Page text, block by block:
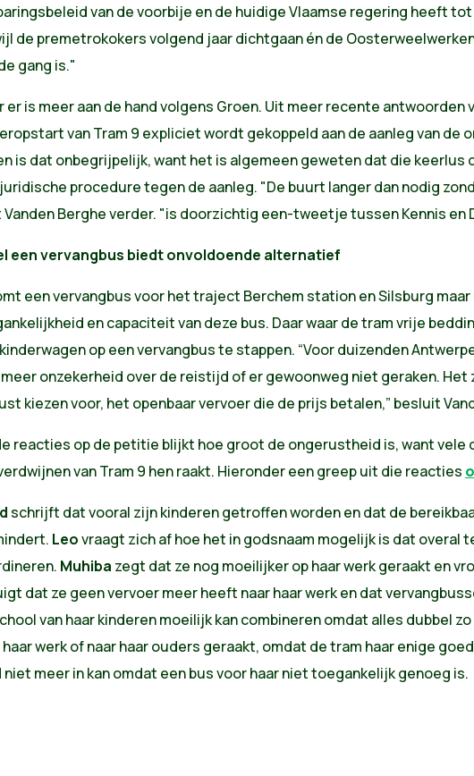
van de voorbije en de huidige Vlaamse regering heeft
de premetrokokers volgend jaar dichtgaan én de
gang is."
er is meer aan de hand volgens Groen. Uit meer recente antwoorden
van Tram 9 expliciet wordt gekoppeld aan de aanleg van de
is dat onbegrijpelijk, want het is algemeen geweten dat die keerlus
procedure tegen de aanleg. "De buurt langer dan nodig
Vanden Berghe verder. "is doorzichtig een-tweetje tussen Kennis en
een vervangbus biedt onvoldoende alternatief
een vervangbus voor het traject Berchem station en Silsburg
en capaciteit van deze bus. Daar waar de tram vrije
op een vervangbus te stappen. “Voor duizenden
onzekerheid over de reistijd of er gewoonweg niet geraken.
kiezen voor, het openbaar vervoer die de prijs betalen,” besluit
reacties op de petitie blijkt hoe groot de ongerustheid is, want
van Tram 9 hen raakt. Hieronder een greep uit die reacties
schrijft dat vooral zijn kinderen getroffen worden en dat de
Leovraagt zich af hoe het in godsnaam mogelijk is dat
Muhiba zegt dat ze nog moeilijker op haar werk geraakt en
dat ze geen vervoer meer heeft naar haar werk en dat
van haar kinderen moeilijk kan combineren omdat alles dubbel
haar werk of naar haar ouders geraakt, omdat de tram haar enige
meer in kan omdat een bus voor haar niet toegankelijk genoeg is.